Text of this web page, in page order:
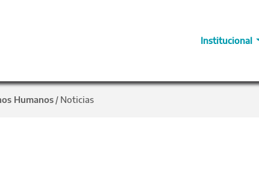
Institucional
Humanos / Noticias